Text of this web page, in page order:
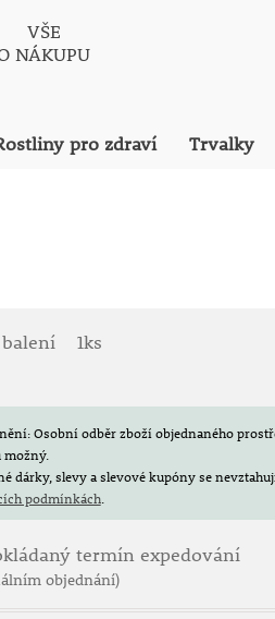
VŠE
NÁKUPU
pro zdraví Trvalky
1ks
Osobní odběr zboží objednaného
dárky, slevy a slevové kupóny se
podmínkách.
termín expedování
objednání)